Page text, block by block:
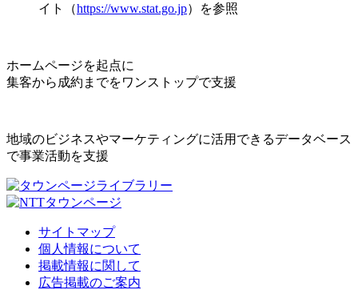
イト（https://www.stat.go.jp）を参照
ホームページを起点に
集客から成約までをワンストップで支援
地域のビジネスやマーケティングに活用できるデータベース
で事業活動を支援
サイトマップ
個人情報について
掲載情報に関して
広告掲載のご案内